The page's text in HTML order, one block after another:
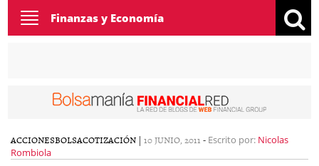
Toggle
navigation
Finanzas y Economía
ACCIONESBOLSACOTIZACIÓN | 10 JUNIO, 2011 - Escrito por: Nicolas
Rombiola